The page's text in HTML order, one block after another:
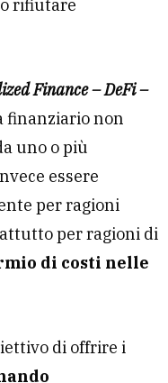
rifiutare
Finance – DeFi –
finanziario non
uno o più
essere
per ragioni
per ragioni di
di costi nelle
di offrire i